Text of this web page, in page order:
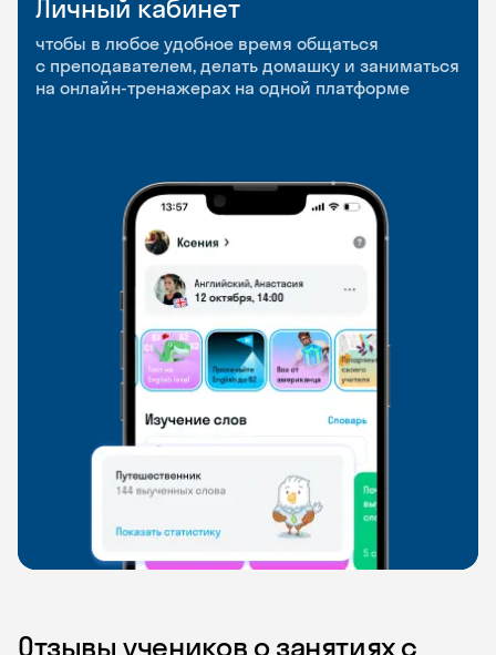
Личный кабинет
чтобы в любое удобное время общаться
с преподавателем, делать домашку и заниматься
на онлайн-тренажерах на одной платформе
Мобильное
приложение
чтобы заниматься и изучать новые слова где
и когда удобно
Разговорные клубы
и Talks
Групповые занятия для разговорной практики
и индивидуальные встречи с преподавателями
Отзывы учеников о занятиях с